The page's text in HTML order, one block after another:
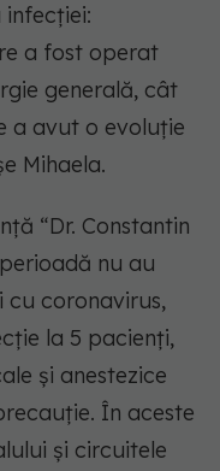
a fost operat
generală, cât
a avut o evoluție
Mihaela.
“Dr. Constantin
nu au
coronavirus,
la 5 pacienți,
și anestezice
În aceste
și circuitele